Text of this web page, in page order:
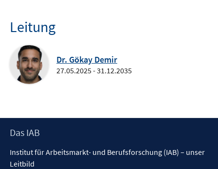
Leitung
Dr. Gökay Demir
27.05.2025 - 31.12.2035
Footer
Das IAB
Institut für Arbeitsmarkt- und Berufsforschung (IAB) – unser
Leitbild